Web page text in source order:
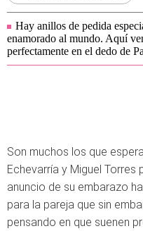
Hay anillos de pedida
enamorado al mundo. Aquí
perfectamente en el dedo de
Son muchos los que
Echevarría y Miguel Torres
anuncio de su embarazo
para la pareja que sin
pensando en que suenen